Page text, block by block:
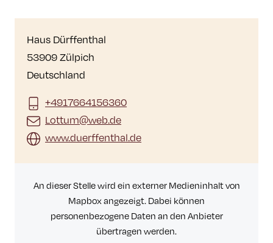
Haus Dürffenthal
53909 Zülpich
Deutschland
+4917664156360
Lottum@web.de
www.duerffenthal.de
An dieser Stelle wird ein externer Medieninhalt von
Mapbox angezeigt. Dabei können
personenbezogene Daten an den Anbieter
übertragen werden.